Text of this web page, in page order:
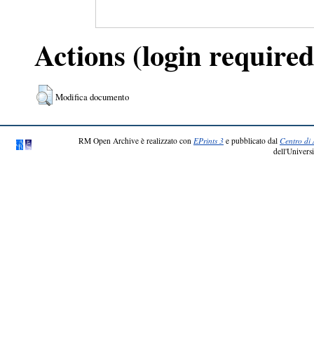
Actions (login
Modifica documento
RM Open Archive è realizzato con EPrints 3 e pubblicato dal Centro di